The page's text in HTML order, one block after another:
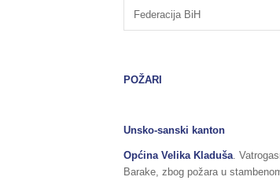
Federacija BiH
POŽARI
Unsko-sanski kanton
Općina Velika Kladuša.
Barake, zbog požara u